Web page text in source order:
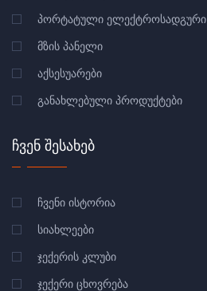
ᲞᲝᲠᲢᲐᲢᲣᲚᲘ ᲔᲚᲔᲥᲢᲠᲝᲡᲐᲓᲒᲣᲠᲘ
ᲛᲖᲘᲡ ᲞᲐᲜᲔᲚᲘ
ᲐᲥᲡᲔᲡᲣᲐᲠᲔᲑᲘ
ᲒᲐᲜᲐᲮᲚᲔᲑᲣᲚᲘ ᲞᲠᲝᲓᲣᲥᲢᲔᲑᲘ
ᲩᲕᲔᲜ ᲨᲔᲡᲐᲮᲔᲑ
ᲩᲕᲔᲜᲘ ᲘᲡᲢᲝᲠᲘᲐ
ᲡᲘᲐᲮᲚᲔᲔᲑᲘ
ᲯᲔᲥᲔᲠᲘᲡ ᲙᲚᲣᲑᲘ
ᲯᲔᲥᲔᲠᲘ ᲪᲮᲝᲕᲠᲔᲑᲐ